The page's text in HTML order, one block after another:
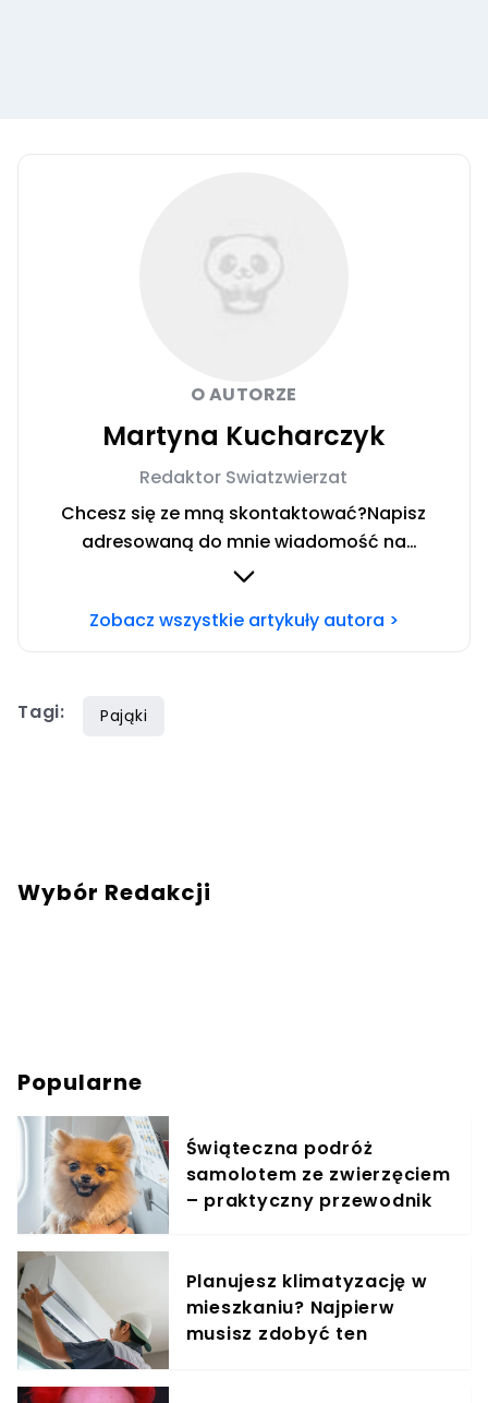
O AUTORZE
Martyna Kucharczyk
Redaktor Swiatzwierzat
Chcesz się ze mną skontaktować?Napisz
adresowaną do mnie wiadomość na
redakcja@swiatzwierzat.pl
Zobacz wszystkie artykuły autora >
Tagi: Pająki
Wybór Redakcji
Popularne
Świąteczna podróż
samolotem ze zwierzęciem
– praktyczny przewodnik
Planujesz klimatyzację w
mieszkaniu? Najpierw
musisz zdobyć ten